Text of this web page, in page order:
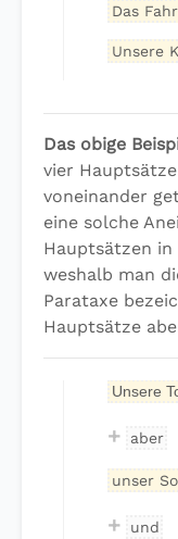
Das
Unsere
Das obige
vier
voneinander
eine solche
Hauptsätzen
weshalb man
Parataxe
Hauptsätze
Unsere
+ aber
unser
+ und